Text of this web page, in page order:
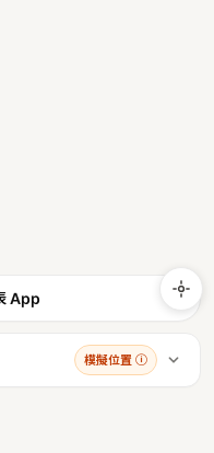
App
模擬位置 ⓘ